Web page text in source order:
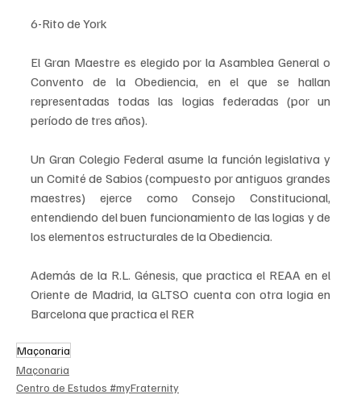
6-Rito de York
El Gran Maestre es elegido por la Asamblea General o
Convento de la Obediencia, en el que se hallan
representadas todas las logias federadas (por un
período de tres años).
Un Gran Colegio Federal asume la función legislativa y
un Comité de Sabios (compuesto por antiguos grandes
maestres) ejerce como Consejo Constitucional,
entendiendo del buen funcionamiento de las logias y de
los elementos estructurales de la Obediencia.
Además de la R.L. Génesis, que practica el REAA en el
Oriente de Madrid, la GLTSO cuenta con otra logia en
Barcelona que practica el RER
Maçonaria
Maçonaria
Centro de Estudos #myFraternity